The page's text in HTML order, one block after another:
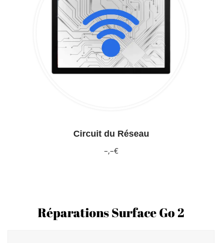
Circuit du Réseau
–,–€
Réparations Surface Go 2